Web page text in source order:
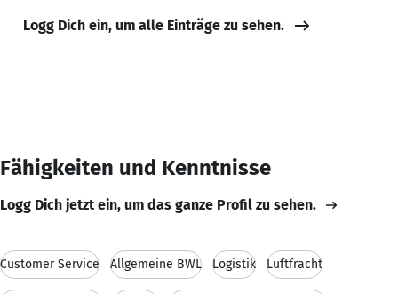
Logg Dich ein, um alle Einträge zu sehen.
Fähigkeiten und Kenntnisse
Logg Dich jetzt ein, um das ganze Profil zu sehen.
Customer Service Allgemeine BWL Logistik Luftfracht